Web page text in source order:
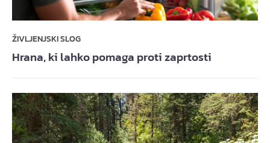
ŽIVLJENJSKI SLOG
Hrana, ki lahko pomaga proti zaprtosti